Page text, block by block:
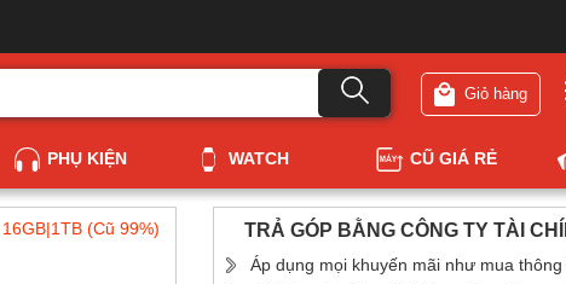
Giỏ hàng
PHỤ KIỆN WATCH CŨ GIÁ RẺ
(Cũ 99%)
TRẢ GÓP BẰNG CÔNG TY TÀI
Áp dụng mọi khuyến mãi như mua thông